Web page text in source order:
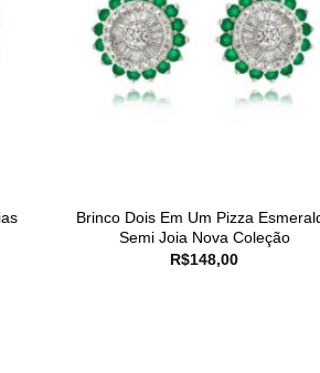
Brinco Dois Em Um Pizza
Semi Joia Nova Coleção
R$148,00